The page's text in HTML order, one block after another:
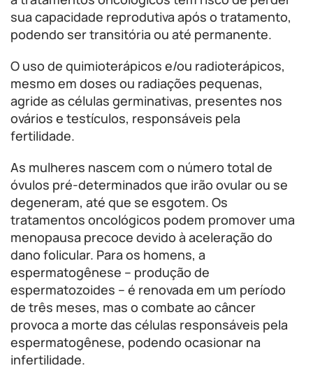
sua capacidade reprodutiva após o tratamento,
podendo ser transitória ou até permanente.
O uso de quimioterápicos e/ou radioterápicos,
mesmo em doses ou radiações pequenas,
agride as células germinativas, presentes nos
ovários e testículos, responsáveis pela
fertilidade.
As mulheres nascem com o número total de
óvulos pré-determinados que irão ovular ou se
degeneram, até que se esgotem. Os
tratamentos oncológicos podem promover uma
menopausa precoce devido à aceleração do
dano folicular. Para os homens, a
espermatogênese – produção de
espermatozoides – é renovada em um período
de três meses, mas o combate ao câncer
provoca a morte das células responsáveis pela
espermatogênese, podendo ocasionar na
infertilidade.